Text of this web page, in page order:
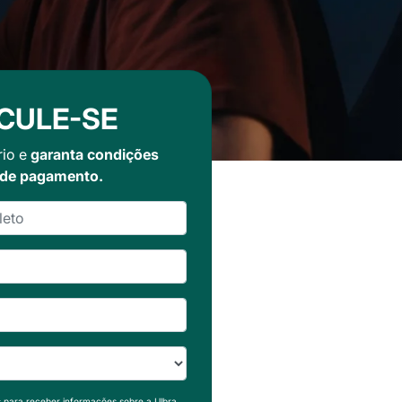
SE
e garanta condições
pagamento.